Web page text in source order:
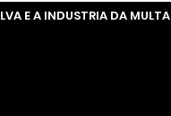
E A INDUSTRIA DA MULTA